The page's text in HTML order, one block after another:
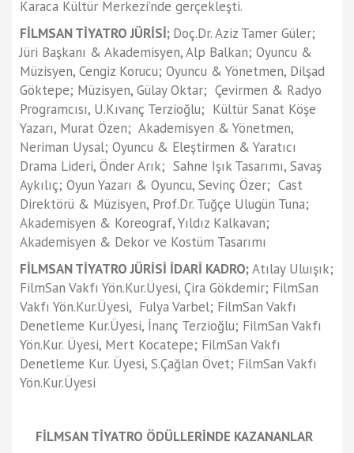
Karaca Kültür Merkezi’nde gerçekleşti.
FİLMSAN TİYATRO JÜRİSİ; Doç.Dr. Aziz Tamer Güler;
Jüri Başkanı & Akademisyen, Alp Balkan; Oyuncu &
Müzisyen, Cengiz Korucu; Oyuncu & Yönetmen, Dilşad
Göktepe; Müzisyen, Gülay Oktar; Çevirmen & Radyo
Programcısı, U.Kıvanç Terzioğlu; Kültür Sanat Köşe
Yazarı, Murat Özen; Akademisyen & Yönetmen,
Neriman Uysal; Oyuncu & Eleştirmen & Yaratıcı
Drama Lideri, Önder Arık; Sahne Işık Tasarımı, Savaş
Aykılıç; Oyun Yazarı & Oyuncu, Sevinç Özer; Cast
Direktörü & Müzisyen, Prof.Dr. Tuğçe Ulugün Tuna;
Akademisyen & Koreograf, Yıldız Kalkavan;
Akademisyen & Dekor ve Kostüm Tasarımı
FİLMSAN TİYATRO JÜRİSİ İDARİ KADRO;Atılay Uluışık;
FilmSan Vakfı Yön.Kur.Üyesi, Çira Gökdemir; FilmSan
Vakfı Yön.Kur.Üyesi, Fulya Varbel; FilmSan Vakfı
Denetleme Kur.Üyesi, İnanç Terzioğlu; FilmSan Vakfı
Yön.Kur. Üyesi, Mert Kocatepe; FilmSan Vakfı
Denetleme Kur. Üyesi, S.Çağlan Övet; FilmSan Vakfı
Yön.Kur.Üyesi
FİLMSAN TİYATRO ÖDÜLLERİNDE KAZANANLAR